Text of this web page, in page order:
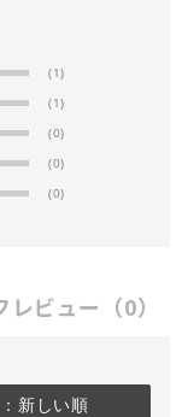
(1)
(1)
(0)
(0)
(0)
レビュー （0）
新しい順